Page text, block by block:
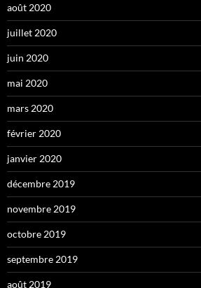
août 2020
juillet 2020
juin 2020
mai 2020
mars 2020
février 2020
janvier 2020
décembre 2019
novembre 2019
octobre 2019
septembre 2019
août 2019